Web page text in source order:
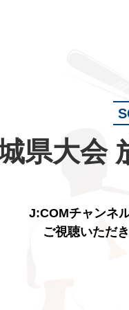
県大会
J:COMチャンネ
ご視聴いただ